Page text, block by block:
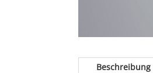
Beschreibung